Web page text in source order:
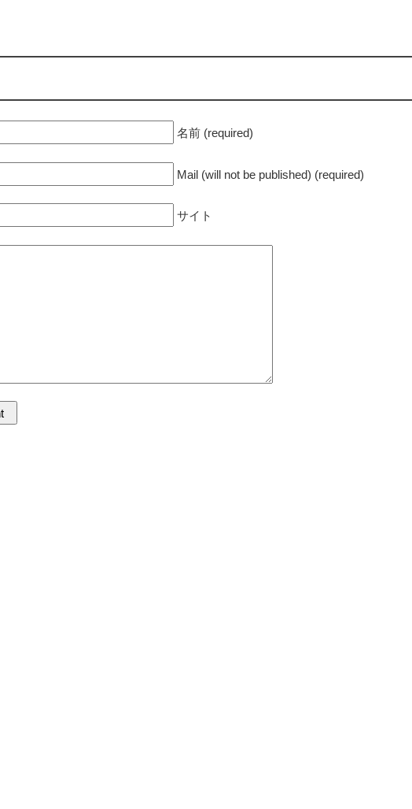
説
名前 (required)
Mail (will not be published) (required)
サイト